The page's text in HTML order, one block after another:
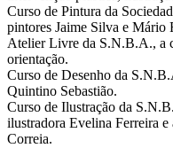
Curso de Pintura da
pintores Jaime Silva e Mário
Atelier Livre da S.N.B.A., a
orientação.
Curso de Desenho da
Quintino Sebastião.
Curso de Ilustração da
ilustradora Evelina Ferreira
Correia.